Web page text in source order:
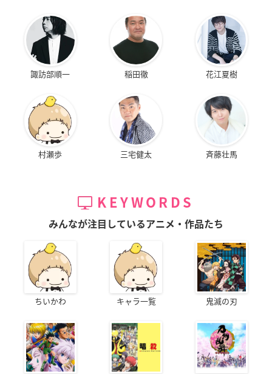
諏訪部順一 稲田徹 花江夏樹
村瀬歩 三宅健太 斉藤壮馬
KEYWORDS
みんなが注目しているアニメ・作品たち
ちいかわ キャラ一覧 鬼滅の刃